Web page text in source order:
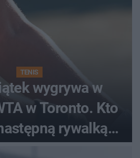
TENIS
wygrywa w
w Toronto. Kto
rywalką